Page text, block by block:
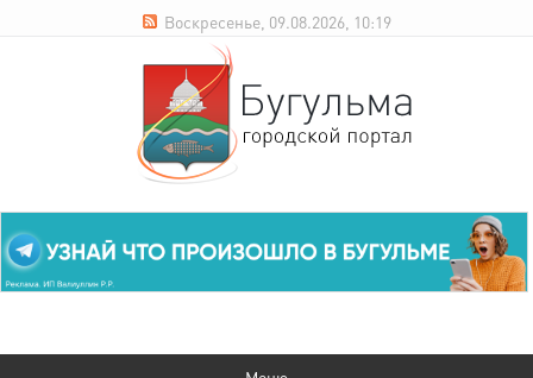
Воскресенье, 09.08.2026, 10:19